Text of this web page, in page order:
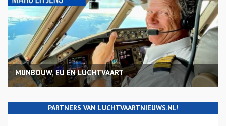
MIJNBOUW, EU EN LUCHTVAART
PARTNERS VAN LUCHTVAARTNIEUWS.NL!